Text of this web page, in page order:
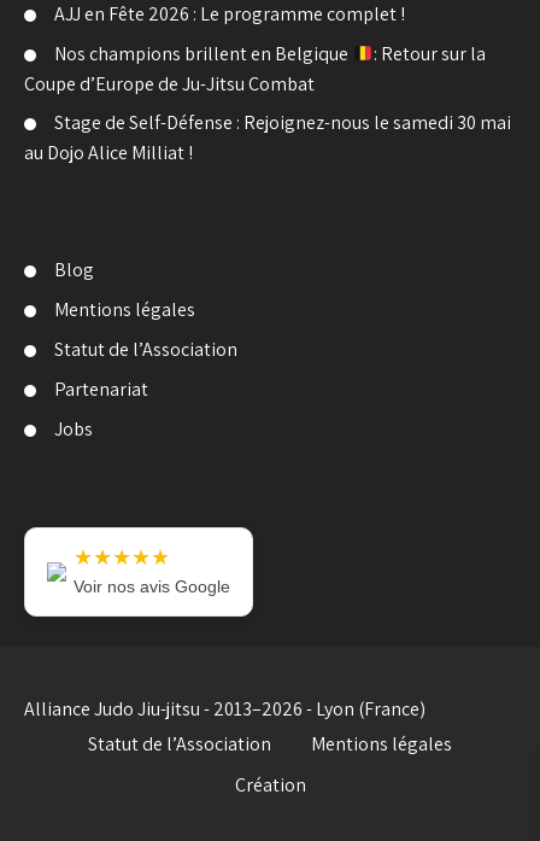
AJJ en Fête 2026 : Le programme complet !
Nos champions brillent en Belgique
: Retour sur la
Coupe d’Europe de Ju-Jitsu Combat
Stage de Self-Défense : Rejoignez-nous le samedi 30 mai
au Dojo Alice Milliat !
Blog
Mentions légales
Statut de l’Association
Partenariat
Jobs
★★★★★
Voir nos avis Google
Alliance Judo Jiu-jitsu - 2013–2026 - Lyon (France)
Statut de l’Association
Mentions légales
Création